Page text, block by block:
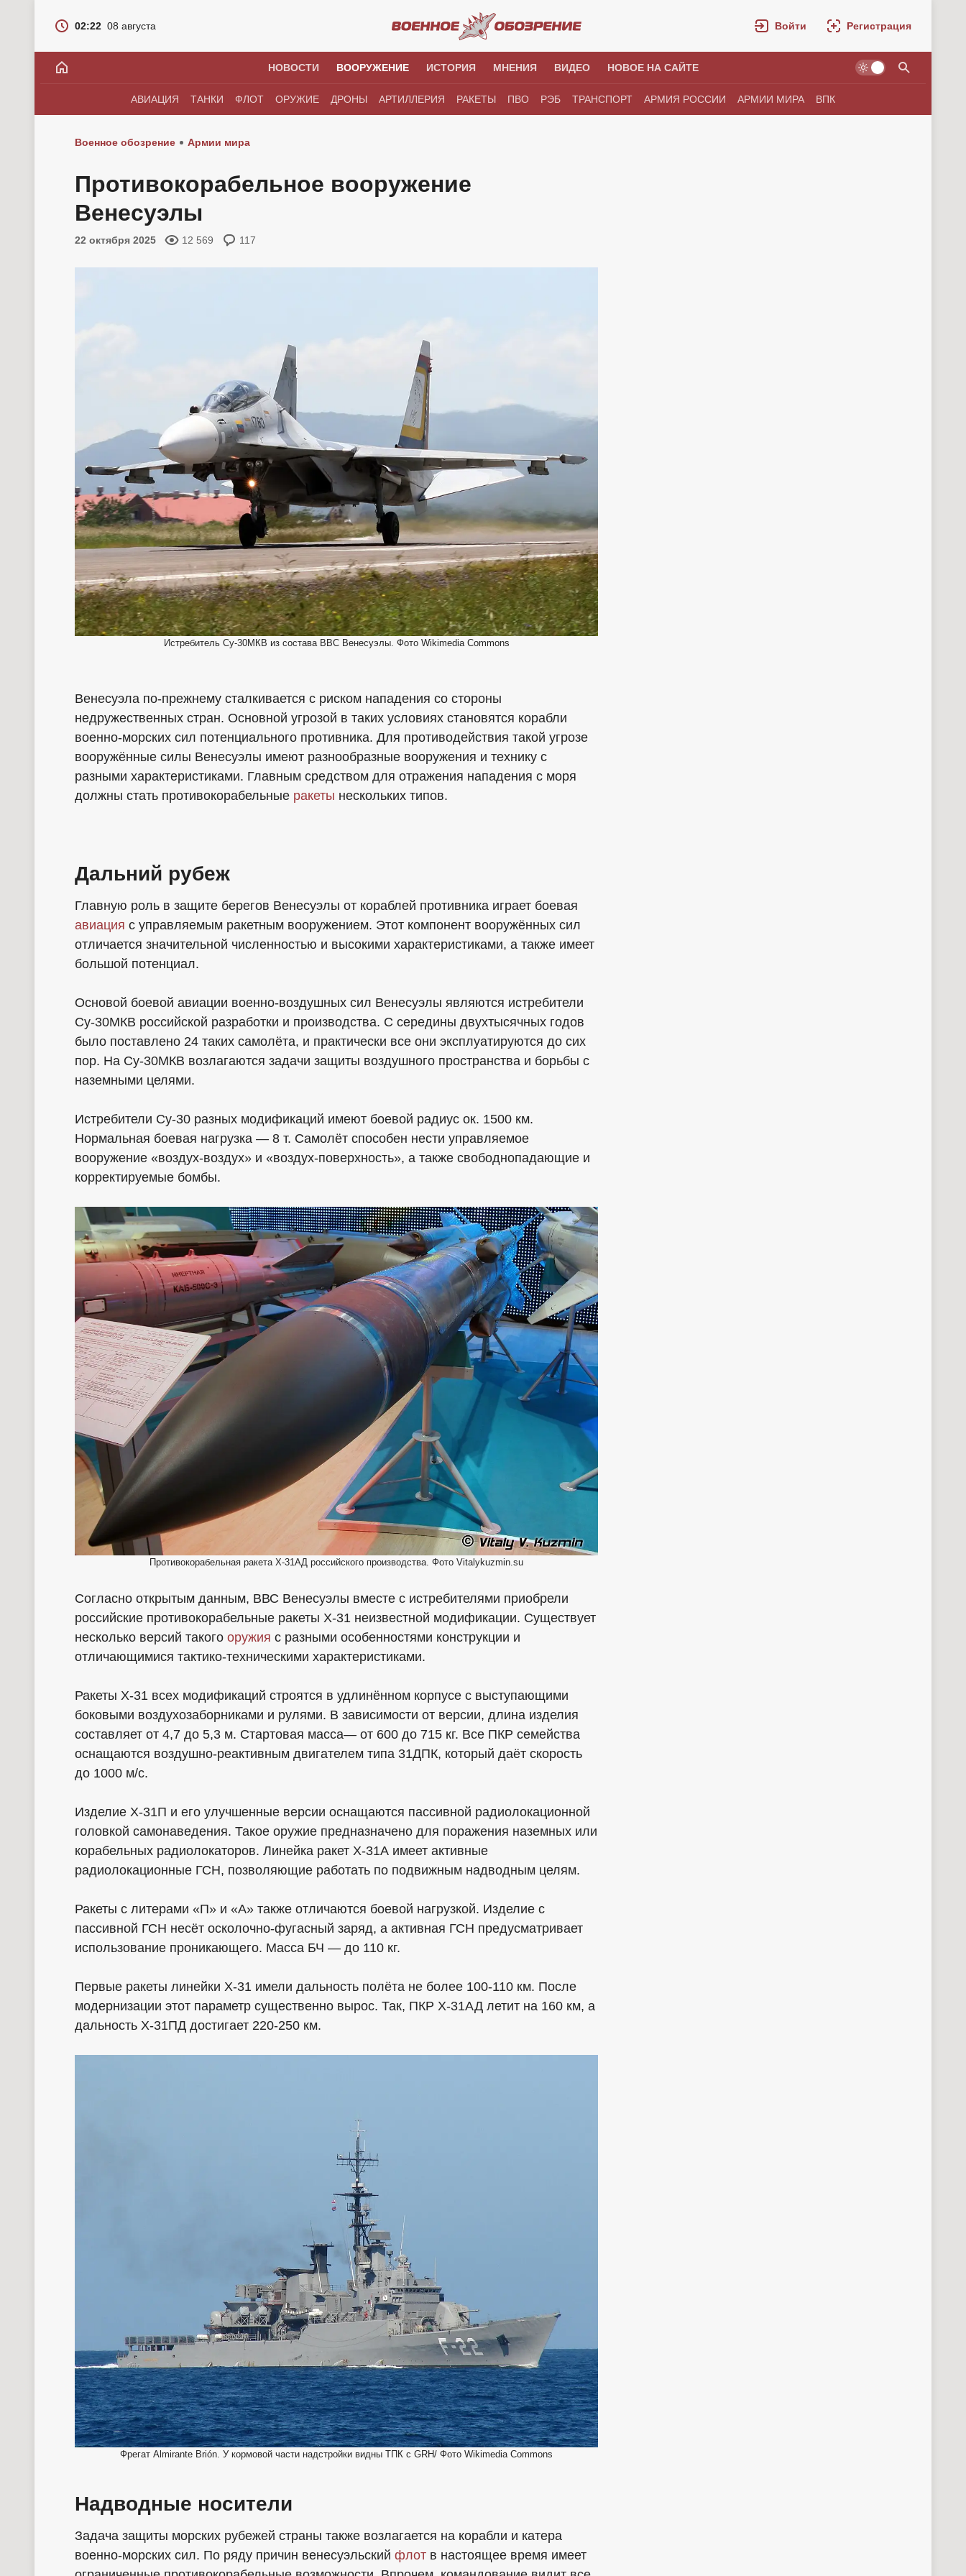
02:22 08 августа Войти Регистрация
НОВОСТИ ВООРУЖЕНИЕ ИСТОРИЯ МНЕНИЯ ВИДЕО НОВОЕ НА САЙТЕ
АВИАЦИЯ ТАНКИ ФЛОТ ОРУЖИЕ ДРОНЫ АРТИЛЛЕРИЯ РАКЕТЫ ПВО РЭБ ТРАНСПОРТ АРМИЯ РОССИИ АРМИИ МИРА ВПК
Военное обозрение Армии мира
Противокорабельное вооружение
Венесуэлы
22 октября 2025 12 569 117
Истребитель Су-30МКВ из состава ВВС Венесуэлы. Фото Wikimedia Commons
Венесуэла по-прежнему сталкивается с риском нападения со стороны
недружественных стран. Основной угрозой в таких условиях становятся корабли
военно-морских сил потенциального противника. Для противодействия такой угрозе
вооружённые силы Венесуэлы имеют разнообразные вооружения и технику с
разными характеристиками. Главным средством для отражения нападения с моря
должны стать противокорабельные ракеты нескольких типов.
Дальний рубеж
Главную роль в защите берегов Венесуэлы от кораблей противника играет боевая
авиация с управляемым ракетным вооружением. Этот компонент вооружённых сил
отличается значительной численностью и высокими характеристиками, а также имеет
большой потенциал.
Основой боевой авиации военно-воздушных сил Венесуэлы являются истребители
Су-30МКВ российской разработки и производства. С середины двухтысячных годов
было поставлено 24 таких самолёта, и практически все они эксплуатируются до сих
пор. На Су-30МКВ возлагаются задачи защиты воздушного пространства и борьбы с
наземными целями.
Истребители Су-30 разных модификаций имеют боевой радиус ок. 1500 км.
Нормальная боевая нагрузка — 8 т. Самолёт способен нести управляемое
вооружение «воздух-воздух» и «воздух-поверхность», а также свободнопадающие и
корректируемые бомбы.
Противокорабельная ракета Х-31АД российского производства. Фото Vitalykuzmin.su
Согласно открытым данным, ВВС Венесуэлы вместе с истребителями приобрели
российские противокорабельные ракеты Х-31 неизвестной модификации. Существует
несколько версий такого оружия с разными особенностями конструкции и
отличающимися тактико-техническими характеристиками.
Ракеты Х-31 всех модификаций строятся в удлинённом корпусе с выступающими
боковыми воздухозаборниками и рулями. В зависимости от версии, длина изделия
составляет от 4,7 до 5,3 м. Стартовая масса— от 600 до 715 кг. Все ПКР семейства
оснащаются воздушно-реактивным двигателем типа 31ДПК, который даёт скорость
до 1000 м/с.
Изделие Х-31П и его улучшенные версии оснащаются пассивной радиолокационной
головкой самонаведения. Такое оружие предназначено для поражения наземных или
корабельных радиолокаторов. Линейка ракет Х-31А имеет активные
радиолокационные ГСН, позволяющие работать по подвижным надводным целям.
Ракеты с литерами «П» и «А» также отличаются боевой нагрузкой. Изделие с
пассивной ГСН несёт осколочно-фугасный заряд, а активная ГСН предусматривает
использование проникающего. Масса БЧ — до 110 кг.
Первые ракеты линейки Х-31 имели дальность полёта не более 100-110 км. После
модернизации этот параметр существенно вырос. Так, ПКР Х-31АД летит на 160 км, а
дальность Х-31ПД достигает 220-250 км.
Фрегат Almirante Brión. У кормовой части надстройки видны ТПК с GRH/ Фото Wikimedia Commons
Надводные носители
Задача защиты морских рубежей страны также возлагается на корабли и катера
военно-морских сил. По ряду причин венесуэльский флот в настоящее время имеет